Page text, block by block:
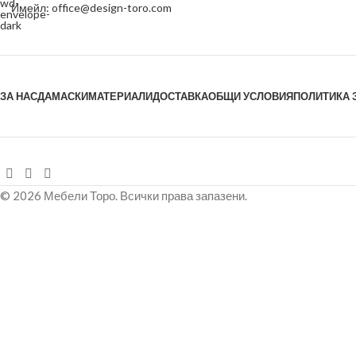
Имейл: office@design-toro.com
ЗА НАСДАМАСКИМАТЕРИАЛИДОСТАВКАОБЩИ УСЛОВИЯПОЛИТИКА
© 2026 Мебели Торо. Всички права запазени.